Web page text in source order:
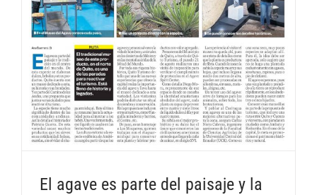
El agave es parte del paisaje y la